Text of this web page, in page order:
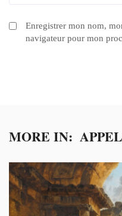
Enregistrer mon nom,
navigateur pour mon
MORE IN: